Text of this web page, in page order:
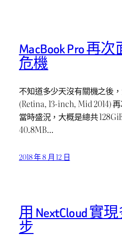
MacBook Pro 再
危機
不知道多少天沒有關機之後
(Retina, 13-inch, Mid 2014)
當時盛況，大概是總共
40.8MB…
2018 年 8 月 12 日
用 NextCloud 實
步